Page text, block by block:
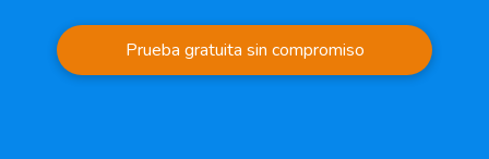
Prueba gratuita sin compromiso